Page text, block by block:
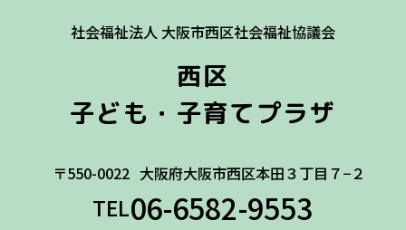
社会福祉法人 大阪市西区社会福祉協議会
西区
子ども・子育てプラザ
〒550-0022 大阪府大阪市西区本田３丁目７−２
TEL06-6582-9553